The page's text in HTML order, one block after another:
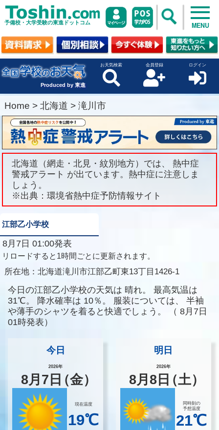
予備校・大学受験の東進ドットコム MENU
Produced by 東進
お天気検索 会員登録 ログイン
Home > 北海道 > 滝川市
北海道（網走・北見・紋別地方）では、 熱中症
警戒アラート が出ています。熱中症に注意しま
しょう。
※出典：環境省熱中症予防情報サイト
江部乙小学校
8月7日 01:00発表
リロードすると1時間ごとに更新されます。
所在地： 北海道滝川市江部乙町東13丁目1426-1
今日の江部乙小学校の天気は 晴れ。
最高気温は
31℃。
降水確率は 10％。 服装については、
半袖
や薄手のシャツを着ると快適でしょう。
（ 8月7日
01時発表）
今日
2026年
8月 7 日（金）
現在温度
19℃
明日
2026年
8月8 日（土）
同時刻の
予想温度
21℃